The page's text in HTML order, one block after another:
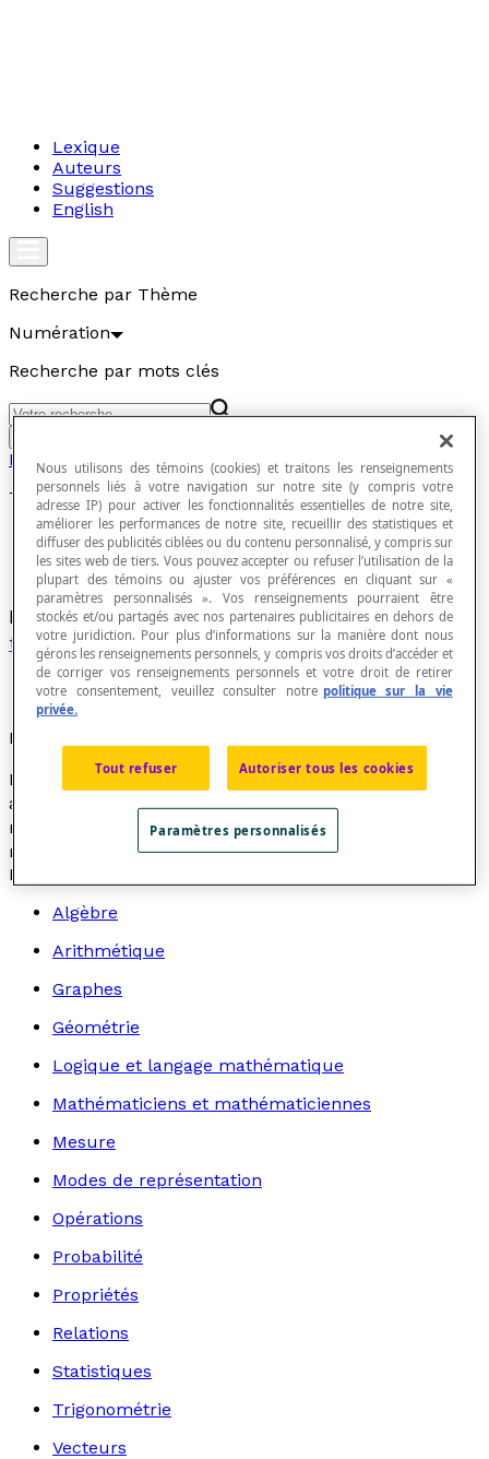
Lexique
Auteurs
Suggestions
English
Recherche par Thème
Numération
Recherche par mots clés
Numération
Troncature
Nombre résultat d'une approximation par
troncation.
Exemple
Le nombre 3,1415 est une approximation par troncation
au dix-millième du nombre irrationnel π alors que le
nombre 3,1416 en est unarrondissement
millième près.
Recherche par thème
Algèbre
Arithmétique
Graphes
Géométrie
Logique et langage mathématique
Mathématiciens et mathématiciennes
Mesure
Modes de représentation
Opérations
Probabilité
Propriétés
Relations
Statistiques
Trigonométrie
Vecteurs
Nous utilisons des témoins (cookies) et traitons les renseignements
personnels liés à votre navigation sur notre site (y compris votre
adresse IP) pour activer les fonctionnalités essentielles de notre site,
améliorer les performances de notre site, recueillir des statistiques et
diffuser des publicités ciblées ou du contenu personnalisé, y compris sur
les sites web de tiers. Vous pouvez accepter ou refuser l’utilisation de la
plupart des témoins ou ajuster vos préférences en cliquant sur «
paramètres personnalisés ». Vos renseignements pourraient être
stockés et/ou partagés avec nos partenaires publicitaires en dehors de
votre juridiction. Pour plus d’informations sur la manière dont nous
gérons les renseignements personnels, y compris vos droits d’accéder et
de corriger vos renseignements personnels et votre droit de retirer
votre consentement, veuillez consulter notre politique sur la vie
privée.
Tout refuser Autoriser tous les cookies
Paramètres personnalisés